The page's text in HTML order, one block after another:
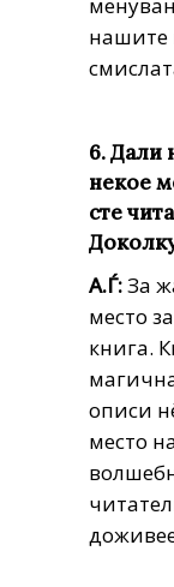
нашите
6. Дали
некое
сте
А.Ѓ:За
место
книга.
описи
место